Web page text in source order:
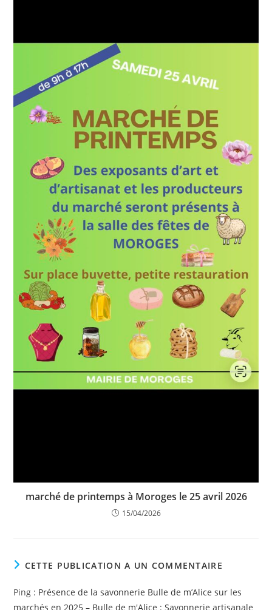
marché de printemps à Moroges le 25 avril 2026
15/04/2026
CETTE PUBLICATION A UN COMMENTAIRE
Ping : Présence de la savonnerie Bulle de m’Alice sur les
marchés en 2025 – Bulle de m'Alice : Savonnerie artisanale